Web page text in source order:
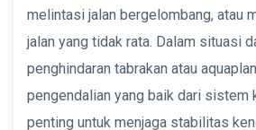
melintasi jalan bergelombang, atau
jalan yang tidak rata. Dalam situasi
penghindaran tabrakan atau
pengendalian yang baik dari sistem
penting untuk menjaga stabilitas